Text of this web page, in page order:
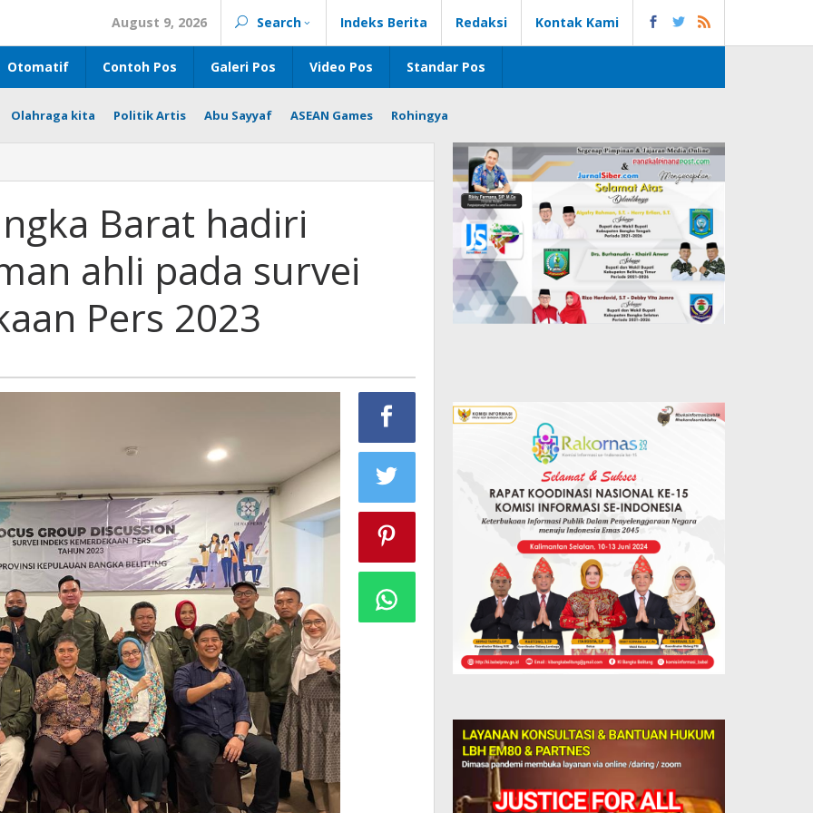
August 9, 2026 Search Indeks Berita Redaksi Kontak Kami
Otomatif Contoh Pos Galeri Pos Video Pos Standar Pos
Olahraga kita Politik Artis Abu Sayyaf ASEAN Games Rohingya
Barat hadiri
ahli pada survei
Pers 2023